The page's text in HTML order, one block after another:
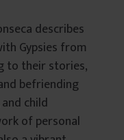
describes
Gypsies from
to their stories,
befriending
child
of personal